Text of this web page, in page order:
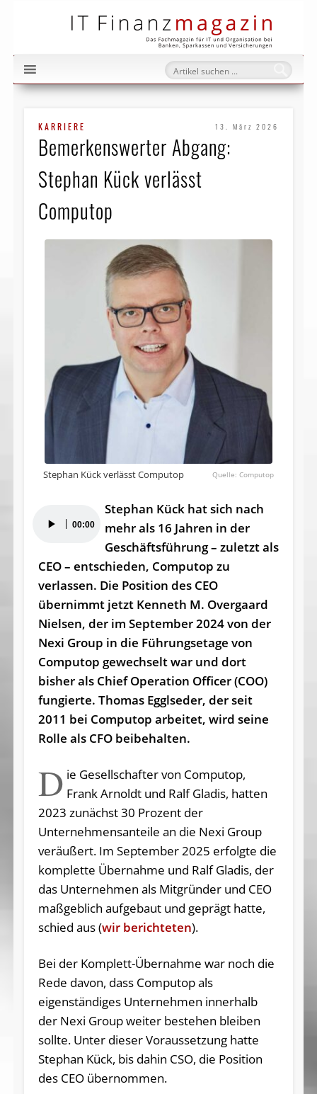
KARRIERE 13. März 2026
Bemerkenswerter Abgang:
Stephan Kück verlässt
Computop
Stephan Kück verlässt Computop Computop
Player 00:00
Stephan Kück hat sich nach
mehr als 16 Jahren in der
Geschäftsführung – zuletzt als
CEO – entschieden, Computop zu
verlassen. Die Position des CEO
übernimmt jetzt Kenneth M. Overgaard
Nielsen, der im September 2024 von der
Nexi Group in die Führungsetage von
Computop gewechselt war und dort
bisher als Chief Operation Officer (COO)
fungierte. Thomas Egglseder, der seit
2011 bei Computop arbeitet, wird seine
Rolle als CFO beibehalten.
D ie Gesellschafter von Computop,
Frank Arnoldt und Ralf Gladis, hatten
2023 zunächst 30 Prozent der
Unternehmensanteile an die Nexi Group
veräußert. Im September 2025 erfolgte die
komplette Übernahme und Ralf Gladis, der
das Unternehmen als Mitgründer und CEO
maßgeblich aufgebaut und geprägt hatte,
schied aus (wir berichteten).
Bei der Komplett-Übernahme war noch die
Rede davon, dass Computop als
eigenständiges Unternehmen innerhalb
der Nexi Group weiter bestehen bleiben
sollte. Unter dieser Voraussetzung hatte
Stephan Kück, bis dahin CSO, die Position
des CEO übernommen.